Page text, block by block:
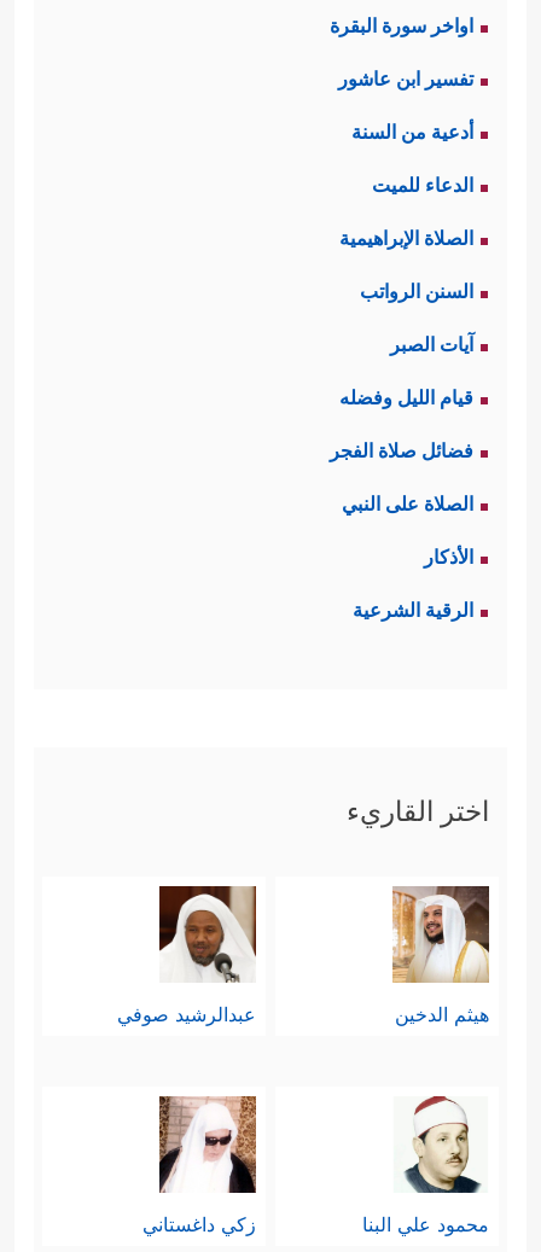
اواخر سورة البقرة
تفسير ابن عاشور
أدعية من السنة
الدعاء للميت
الصلاة الإبراهيمية
السنن الرواتب
آيات الصبر
قيام الليل وفضله
فضائل صلاة الفجر
الصلاة على النبي
الأذكار
الرقية الشرعية
اختر القاريء
هيثم الدخين عبدالرشيد صوفي
محمود علي البنا زكي داغستاني